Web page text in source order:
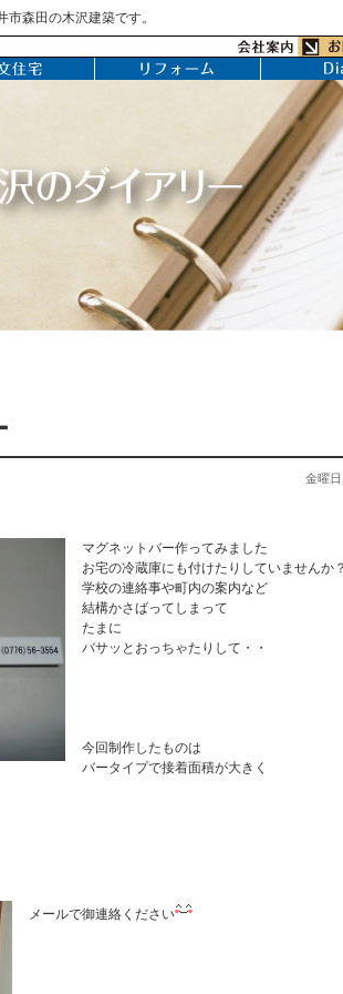
森田の木沢建築です。
金曜
マグネットバー作ってみました
お宅の冷蔵庫にも付けたりしていませんか
学校の連絡事や町内の案内など
結構かさばってしまって
たまに
バサッとおっちゃたりして・・
今回制作したものは
バータイプで接着面積が大きく
メールで御連絡ください